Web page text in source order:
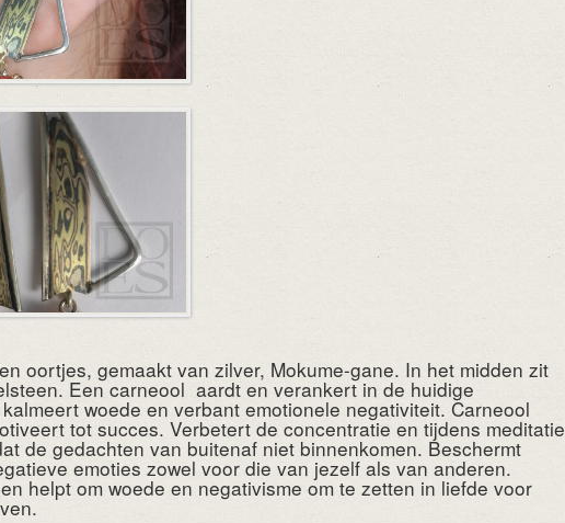
oortjes, gemaakt van zilver, Mokume-gane. In het midden zit
Een carneool aardt en verankert in de huidige
woede en verbant emotionele negativiteit. Carneool
tot succes. Verbetert de concentratie en tijdens meditatie
de gedachten van buitenaf niet binnenkomen. Beschermt
emoties zowel voor die van jezelf als van anderen.
helpt om woede en negativisme om te zetten in liefde voor